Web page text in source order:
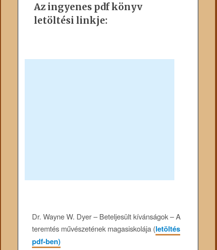
Az ingyenes pdf könyv
letöltési linkje:
Dr. Wayne W. Dyer – Beteljesült kívánságok – A
teremtés művészetének magasiskolája (letöltés
pdf-ben)